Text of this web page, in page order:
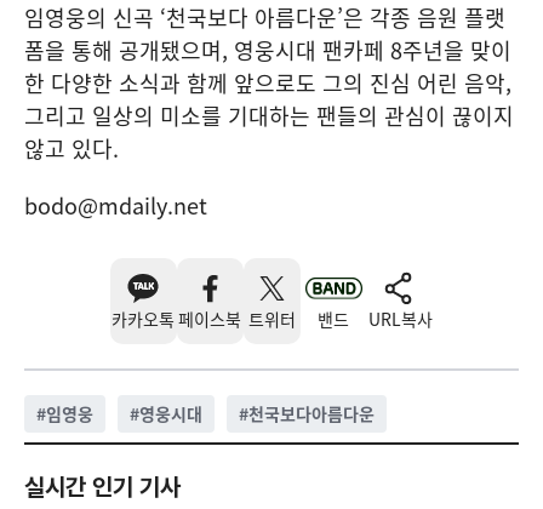
임영웅의 신곡 ‘천국보다 아름다운’은 각종 음원 플랫
폼을 통해 공개됐으며, 영웅시대 팬카페 8주년을 맞이
한 다양한 소식과 함께 앞으로도 그의 진심 어린 음악,
그리고 일상의 미소를 기대하는 팬들의 관심이 끊이지
않고 있다.
bodo@mdaily.net
카카오톡 페이스북 트위터 밴드 URL복사
#임영웅 #영웅시대 #천국보다아름다운
실시간 인기 기사